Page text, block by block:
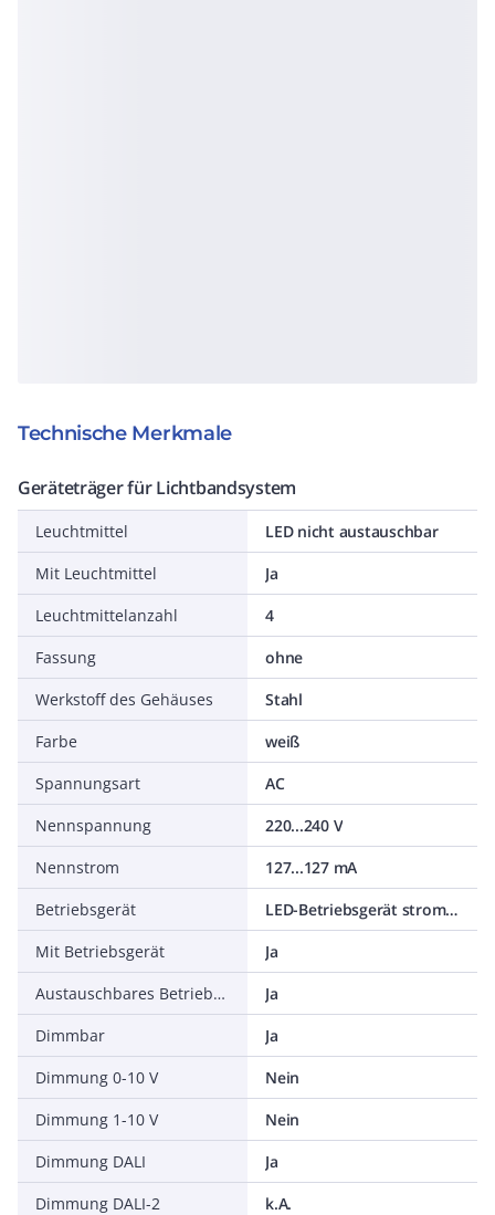
Technische Merkmale
Geräteträger für Lichtbandsystem
Leuchtmittel
LED nicht austauschbar
Mit Leuchtmittel
Ja
Leuchtmittelanzahl
4
Fassung
ohne
Werkstoff des Gehäuses
Stahl
Farbe
weiß
Spannungsart
AC
Nennspannung
220...240 V
Nennstrom
127...127 mA
Betriebsgerät
LED-Betriebsgerät stromgesteuert
Mit Betriebsgerät
Ja
Austauschbares Betriebsgerät
Ja
Dimmbar
Ja
Dimmung 0-10 V
Nein
Dimmung 1-10 V
Nein
Dimmung DALI
Ja
Dimmung DALI-2
k.A.